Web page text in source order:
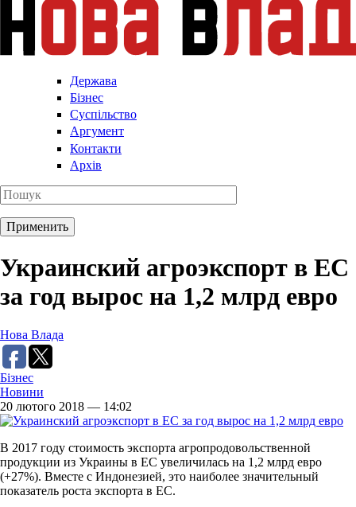
Держава
Бізнес
Суспільство
Аргумент
Контакти
Архів
Украинский агроэкспорт в ЕС
за год вырос на 1,2 млрд евро
Нова Влада
Бізнес
Новини
20 лютого 2018 — 14:02
В 2017 году стоимость экспорта агропродовольственной
продукции из Украины в ЕС увеличилась на 1,2 млрд евро
(+27%). Вместе с Индонезией, это наиболее значительный
показатель роста экспорта в ЕС.